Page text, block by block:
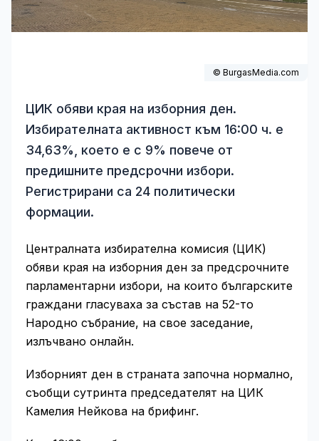
© BurgasMedia.com
ЦИК обяви края на изборния ден.
Избирателната активност към 16:00 ч. е
34,63%, което е с 9% повече от
предишните предсрочни избори.
Регистрирани са 24 политически
формации.
Централната избирателна комисия (ЦИК)
обяви края на изборния ден за предсрочните
парламентарни избори, на които българските
граждани гласуваха за състав на 52-то
Народно събрание, на свое заседание,
излъчвано онлайн.
Изборният ден в страната започна нормално,
съобщи сутринта председателят на ЦИК
Камелия Нейкова на брифинг.